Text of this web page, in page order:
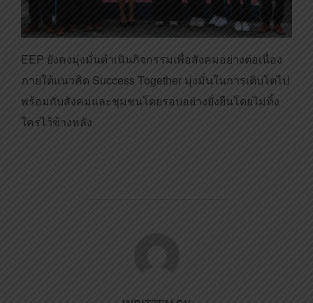
EEP ยังคงมุ่งมั่นดำเนินกิจกรรมเพื่อสังคมอย่างต่อเนื่อง
ภายใต้แนวคิด Success Together มุ่งมั่นในการเติบโตไป
พร้อมกับสังคมและชุมชนโดยรอบอย่างยั่งยืนโดยไม่ทิ้ง
ใครไว้ข้างหลัง
POST AUTHOR